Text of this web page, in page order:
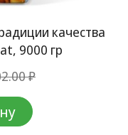
качества
9000 гр
₽